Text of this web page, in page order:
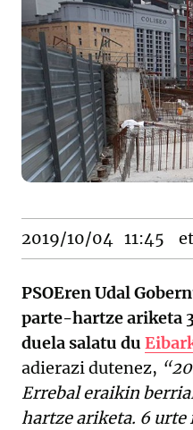
2019/10/04 11:45
PSOEren Udal
parte-hartze ariketa
duela salatu du
adierazi dutenez,
Errebal eraikin
hartze ariketa. 6 urte